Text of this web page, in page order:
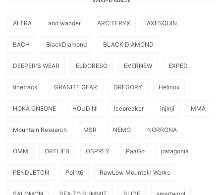
ALTRA and wander ARC'TERYX AXESQUIN
BACH BlackDiamond BLACK DIAMOND
DEEPER'S WEAR ELDORESO EVERNEW EXPED
finetrack GRANITE GEAR GREGORY Helinox
HOKA ONEONE HOUDINI Icebreaker injinji MMA
Mountain Research MSR NEMO NORRONA
OMM ORTLIEB OSPREY PaaGo patagonia
PENDLETON Point6 RawLow Mountain Works